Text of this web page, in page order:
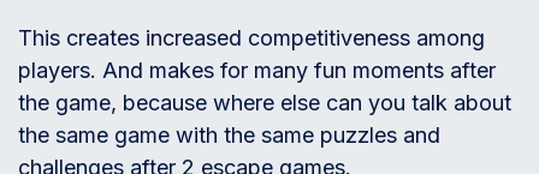
This creates increased competitiveness among
players. And makes for many fun moments after
the game, because where else can you talk about
the same game with the same puzzles and
challenges after 2 escape games.